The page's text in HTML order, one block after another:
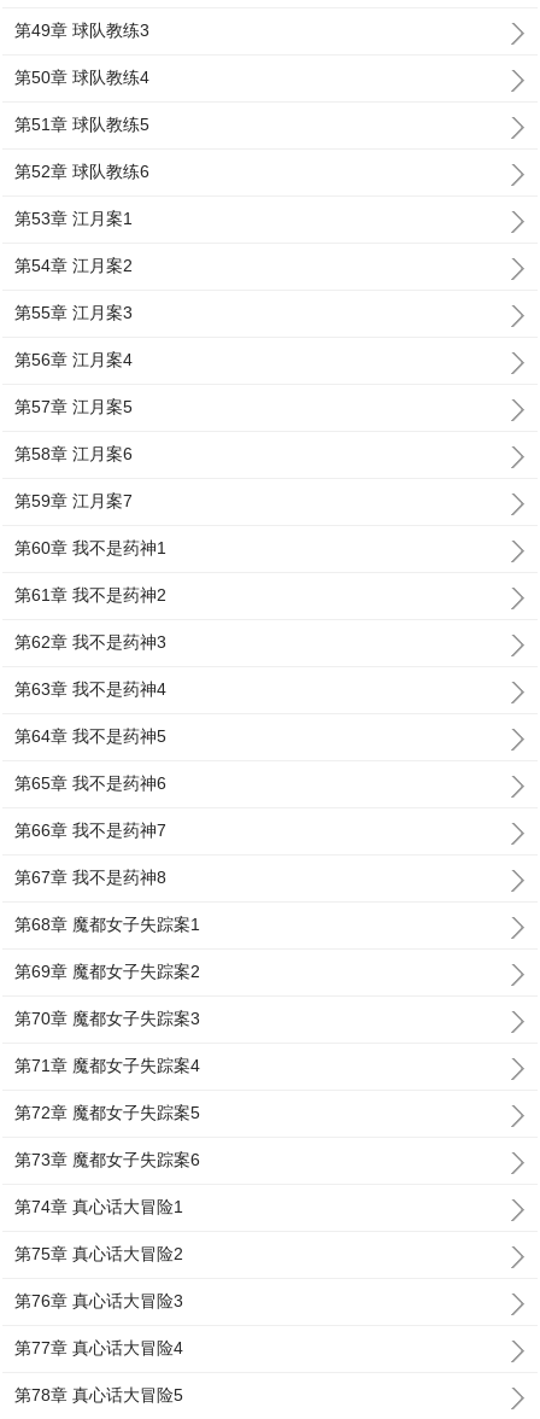
第49章 球队教练3
第50章 球队教练4
第51章 球队教练5
第52章 球队教练6
第53章 江月案1
第54章 江月案2
第55章 江月案3
第56章 江月案4
第57章 江月案5
第58章 江月案6
第59章 江月案7
第60章 我不是药神1
第61章 我不是药神2
第62章 我不是药神3
第63章 我不是药神4
第64章 我不是药神5
第65章 我不是药神6
第66章 我不是药神7
第67章 我不是药神8
第68章 魔都女子失踪案1
第69章 魔都女子失踪案2
第70章 魔都女子失踪案3
第71章 魔都女子失踪案4
第72章 魔都女子失踪案5
第73章 魔都女子失踪案6
第74章 真心话大冒险1
第75章 真心话大冒险2
第76章 真心话大冒险3
第77章 真心话大冒险4
第78章 真心话大冒险5